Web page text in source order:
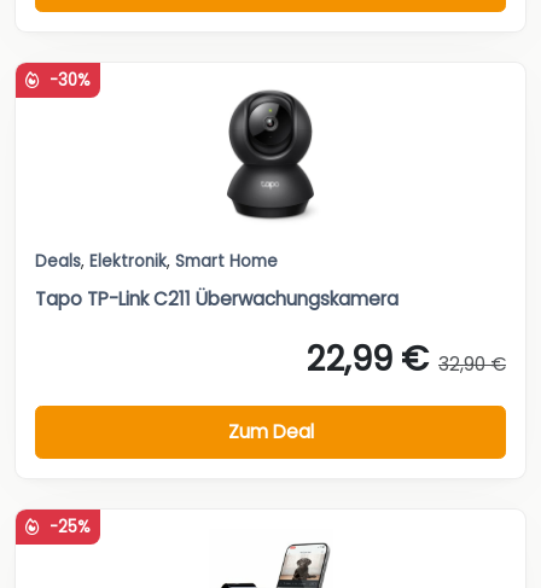
-30%
Deals, Elektronik, Smart Home
Tapo TP-Link C211 Überwachungskamera
22,99 € 32,90 €
Zum Deal
-25%